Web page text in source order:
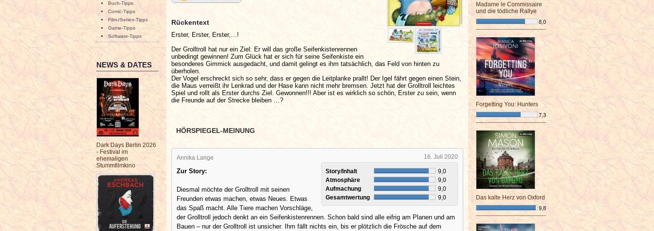
Buch-Tipps
Comic-Tipps
Film-/Serien-Tipps
Game-Tipps
Software-Tipps
NEWS & DATES
Dark Days Berlin 2026
- Festival im
ehemaligen
Stummfilmkino
Rückentext
Erster, Erster, Erster,…!
Der Grolltroll hat nur ein Ziel: Er will das große Seifenkistenrennen
unbedingt gewinnen! Zum Glück hat er sich für seine Seifenkiste ein
besonderes Gimmick ausgedacht, und damit gelingt es ihm tatsächlich, das Feld von hinten zu
überholen.
Der Vogel erschreckt sich so sehr, dass er gegen die Leitplanke prallt! Der Igel fährt gegen einen Stein,
die Maus verreißt ihr Lenkrad und der Hase kann nicht mehr bremsen. Jetzt hat der Grolltroll leichtes
Spiel und rollt als Erster durchs Ziel. Gewonnen!!! Aber ist es wirklich so schön, Erster zu sein, wenn
die Freunde auf der Strecke bleiben …?
HÖRSPIEGEL-MEINUNG
16. Juli 2020
Annika Lange
Story/Inhalt
9,0
Atmosphäre
9,0
Aufmachung
9,0
Gesamtwertung
9,0
Zur Story:
Diesmal möchte der Grolltroll mit seinen
Freunden etwas machen, etwas Neues. Etwas
das Spaß macht. Alle Tiere machen Vorschläge,
der Grolltroll jedoch denkt an ein Seifenkistenrennen. Schon bald sind alle eifrig am Planen und am
Bauen – nur der Grolltroll ist unsicher. Ihm fällt nichts ein, bis er plötzlich die Frösche auf dem
Madame le Commissaire
und die tödliche Rallye
8,0
¯¯¯¯¯¯¯¯¯¯¯¯¯¯¯¯¯¯¯¯¯¯¯¯
Forgetting You: Hunters
7,3
¯¯¯¯¯¯¯¯¯¯¯¯¯¯¯¯¯¯¯¯¯¯¯¯
Das kalte Herz von Oxford
9,8
¯¯¯¯¯¯¯¯¯¯¯¯¯¯¯¯¯¯¯¯¯¯¯¯